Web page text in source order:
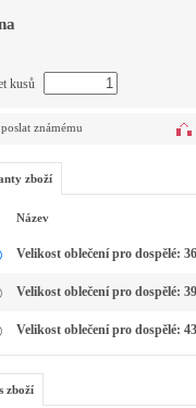
kusů
poslat známému
zboží
Název
Velikost oblečení pro dospělé:
Velikost oblečení pro dospělé:
Velikost oblečení pro dospělé:
zboží